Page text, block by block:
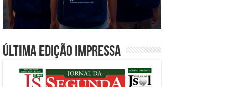
Última edição impressa